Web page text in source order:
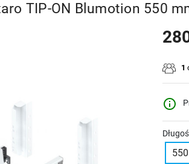
TIP-ON Blumotion 550
1
info_outline